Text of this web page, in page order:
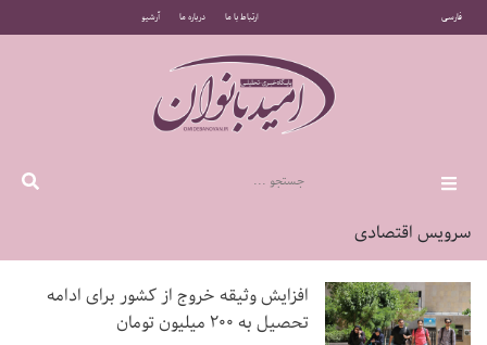
فارسی ارتباط با ما درباره ما آرشیو
سرویس اقتصادی
افزایش وثیقه خروج از کشور برای ادامه
تحصیل به ۲۰۰ میلیون تومان